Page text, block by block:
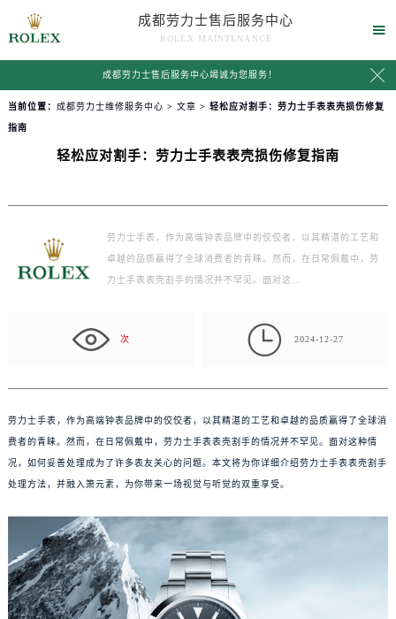
成都劳力士售后服务中心
ROLEX MAINTENANCE

成都劳力士售后服务中心竭诚为您服务！ 
当前位置： 成都劳力士维修服务中心 > 文章 > 轻松应对割手：劳力士手表表壳损伤修复
指南
轻松应对割手：劳力士手表表壳损伤修复指南
劳力士手表，作为高端钟表品牌中的佼佼者，以其精湛的工艺和
卓越的品质赢得了全球消费者的青睐。然而，在日常佩戴中，劳
力士手表表壳割手的情况并不罕见。面对这…
次  2024-12-27
劳力士手表，作为高端钟表品牌中的佼佼者，以其精湛的工艺和卓越的品质赢得了全球消
费者的青睐。然而，在日常佩戴中，劳力士手表表壳割手的情况并不罕见。面对这种情
况，如何妥善处理成为了许多表友关心的问题。本文将为你详细介绍劳力士手表表壳割手
处理方法，并融入箫元素，为你带来一场视觉与听觉的双重享受。